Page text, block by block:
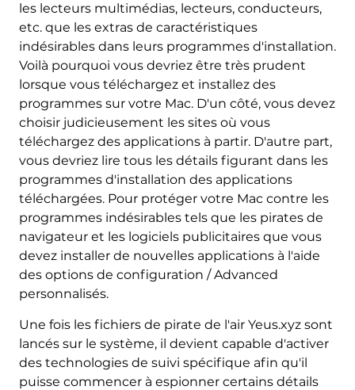
les lecteurs multimédias, lecteurs, conducteurs,
etc. que les extras de caractéristiques
indésirables dans leurs programmes d'installation.
Voilà pourquoi vous devriez être très prudent
lorsque vous téléchargez et installez des
programmes sur votre Mac. D'un côté, vous devez
choisir judicieusement les sites où vous
téléchargez des applications à partir. D'autre part,
vous devriez lire tous les détails figurant dans les
programmes d'installation des applications
téléchargées. Pour protéger votre Mac contre les
programmes indésirables tels que les pirates de
navigateur et les logiciels publicitaires que vous
devez installer de nouvelles applications à l'aide
des options de configuration / Advanced
personnalisés.
Une fois les fichiers de pirate de l'air Yeus.xyz sont
lancés sur le système, il devient capable d'activer
des technologies de suivi spécifique afin qu'il
puisse commencer à espionner certains détails